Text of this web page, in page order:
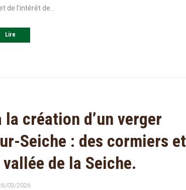
de l’intérêt de…
Lire
création d’un verger
Seiche : des cormiers et
de la Seiche.
03/2026